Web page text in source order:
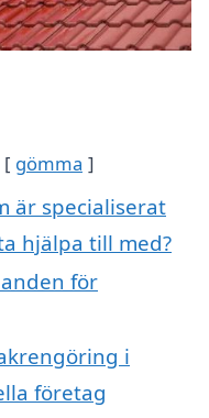
gömma
är specialiserat
hjälpa till med?
för
i
företag